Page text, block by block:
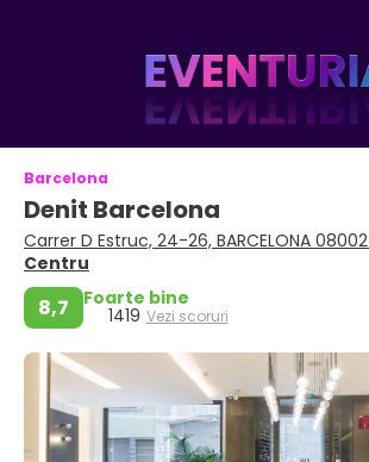
Barcelona
Denit Barcelona
Carrer D Estruc, 24-26, BARCELONA 08002
Centru
8,7 Foarte bine
1419 Vezi scoruri